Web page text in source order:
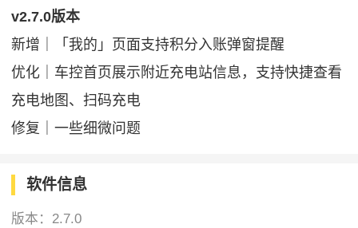
v2.7.0版本
新增｜「我的」页面支持积分入账弹窗提醒
优化｜车控首页展示附近充电站信息，支持快捷查看
充电地图、扫码充电
修复｜一些细微问题
软件信息
版本： 2.7.0